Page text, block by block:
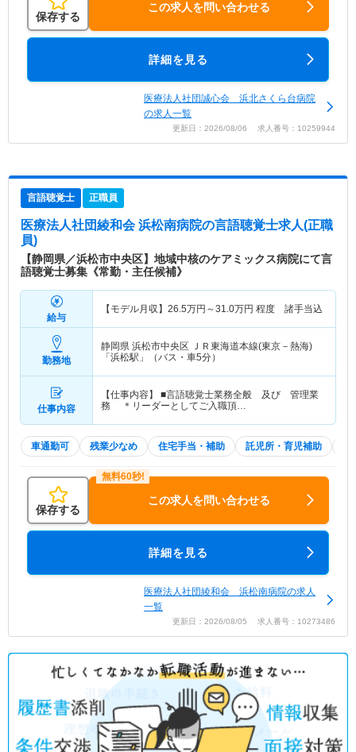
保存する
この求人を問い合わせる
詳細を見る
医療法人社団誠心会 浜北さくら台病院
の求人一覧
更新日：2026/08/06 求人番号：10259944
言語聴覚士 正職員
医療法人社団綾和会 浜松南病院の言語聴覚士求人(正職
員)
【静岡県／浜松市中央区】地域中核のケアミックス病院にて言
語聴覚士募集《常勤・主任候補》
給与
【モデル月収】 26.5万円～31.0万円 程度 諸手当込
勤務地
静岡県 浜松市中央区 ＪＲ東海道本線(東京－熱海)
「浜松駅」（バス・車5分）
仕事内容
【仕事内容】 ■言語聴覚士業務全般 及び 管理業
務 ＊リーダーとしてご入職頂…
車通勤可 残業少なめ 住宅手当・補助 託児所・育児補助
保存する
この求人を問い合わせる
詳細を見る
医療法人社団綾和会 浜松南病院の求人
一覧
更新日：2026/08/05 求人番号：10273486